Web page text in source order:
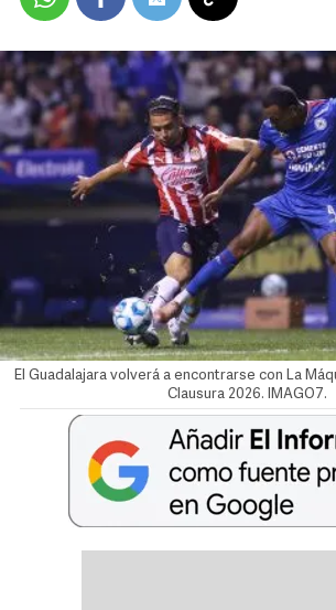
El Guadalajara volverá a encontrarse con La
Clausura 2026. IMAGO7.